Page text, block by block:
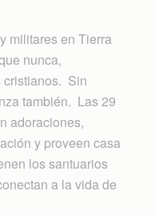
militares en Tierra
nunca,
cristianos. Sin
también. Las 29
adoraciones,
y proveen casa
los santuarios
a la vida de